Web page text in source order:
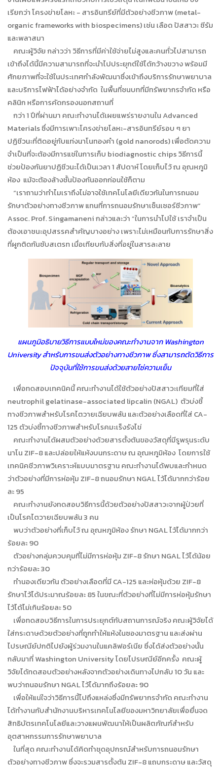
เรียกว่า โครงข่ายโลหะ - สารอินทรีย์ที่มีตัวอย่างชีวภาพ (metal-
organic frameworks with biospecimens) เช่น เลือด ปัสสาวะ ซีรัม
และพลาสมา
คณะผู้วิจัย กล่าวว่า วิธีการที่มีค่าใช้จ่ายไม่สูงและคนทั่วไปสามารถ
เข้าถึงได้นี้มีความสามารถที่จะนำไปประยุกต์ใช้ได้กว้างขวาง พร้อมมี
ศักยภาพที่จะใช้ในประเทศกำลังพัฒนาซึ่งเข้าถึงบริการรักษาพยาบาล
และบริการไฟฟ้าได้อย่างจำกัด ในพื้นที่ชนบทที่มีทรัพยากรจำกัด หรือ
คลินิก หรือการคัดกรองนอกสถานที่
กว่า 1 ปีที่ผ่านมา คณะทำงานได้เผยแพร่รายงานใน Advanced
Materials ซึ่งมีการเพาะโครงข่ายโลหะ-สารอินทรีย์รอบ ๆ ยา
ปฏิชีวนะที่ติดอยู่กับแท่งนาโนทองคำ (gold nanorods) เพื่อตัดความ
จำเป็นที่จะต้องมีการแช่ในการเก็บ biodiagnostic chips วิธีการนี้
ช่วยป้องกันยาปฏิชีวนะได้เป็นเวลา 1 สัปดาห์ โดยเก็บไว้ ณ อุณหภูมิ
ห้อง แม้จะต้องล้างชั้นป้องกันออกก่อนใช้ก็ตาม
“เราถามว่าทำไมเราถึงไม่อาจใช้เทคโนโลยีเดียวกันในการถนอม
รักษาตัวอย่างทางชีวภาพ แทนที่การถนอมรักษาเซ็นเซอร์ชีวภาพ”
Assoc. Prof. Singamaneni กล่าวและว่า “ในการนำไปใช้ เราจำเป็น
ต้องเอาชนะอุปสรรคสำคัญบางอย่าง เพราะไม่เหมือนกับการรักษาสิ่ง
ที่ผูกติดกันซับสเตรท เมื่อเทียบกับสิ่งที่อยู่ในสารละลาย
แผนภูมิอธิบายวิธีการแบบใหม่ของคณะทำงานจาก Washington
University สำหรับการขนส่งตัวอย่างทางชีวภาพ ซึ่งสามารถตัดวิธีการ
ปัจจุบันที่ใช้การขนส่งด้วยสายโซ่ความเย็น
เพื่อทดสอบเทคนิคนี้ คณะทำงานได้ใช้ตัวอย่างปัสสาวะเทียมที่ใส่
neutrophil gelatinase-associated lipcalin (NGAL) ตัวบ่งชี้
ทางชีวภาพสำหรับโรคไตวายเฉียบพลัน และตัวอย่างเลือดที่ใส่ CA-
125 ตัวบ่งชี้ทางชีวภาพสำหรับโรคมะเร็งรังไข่
คณะทำงานได้ผสมตัวอย่างด้วยสารตั้งต้นของวัสดุที่มีรูพรุนระดับ
นาโน ZIF-8 และปล่อยให้แห้งบนกระดาษ ณ อุณหภูมิห้อง โดยการใช้
เทคนิคชีวภาพวิเคราะห์แบบมาตรฐาน คณะทำงานได้พบและกำหนด
ว่าตัวอย่างที่มีการห่อหุ้ม ZIF-8 ถนอมรักษา NGAL ไว้ได้มากกว่าร้อย
ละ 95
คณะทำงานยังทดสอบวิธีการนี้ด้วยตัวอย่างปัสสาวะจากผู้ป่วยที่
เป็นโรคไตวายเฉียบพลัน 3 คน
พบว่าตัวอย่างที่เก็บไว้ ณ อุณหภูมิห้อง รักษา NGAL ไว้ได้มากกว่า
ร้อยละ 90
ตัวอย่างกลุ่มควบคุมที่ไม่มีการห่อหุ้ม ZIF-8 รักษา NGAL ไว้ได้น้อย
กว่าร้อยละ 30
ทำนองเดียวกัน ตัวอย่างเลือดที่มี CA-125 และห่อหุ้มด้วย ZIF-8
รักษาไว้ได้ประมาณร้อยละ 85 ในขณะที่ตัวอย่างที่ไม่มีการห่อหุ้มรักษา
ไว้ได้ไม่เกินร้อยละ 50
เพื่อทดสอบวิธีการในการประยุกต์กับสถานการณ์จริง คณะผู้วิจัยได้
ใส่กระดาษด้วยตัวอย่างที่ถูกทำให้แห้งในซองมาตรฐาน และส่งผ่าน
ไปรษณีย์ปกติไปยังผู้ร่วมงานในแคลิฟอร์เนีย ซึ่งได้ส่งตัวอย่างนั้น
กลับมาที่ Washington University โดยไปรษณีย์อีกครั้ง คณะผู้
วิจัยได้ทดสอบตัวอย่างหลังจากตัวอย่างเดินทางไปกลับ 10 วัน และ
พบว่าถนอมรักษา NGAL ไว้ได้มากถึงร้อยละ 90
เพื่อให้แน่ใจว่าวิธีการนี้ไปถึงแหล่งซึ่งมีทรัพยากรจำกัด คณะทำงาน
ได้ทำงานกับสำนักงานบริหารเทคโนโลยีของมหาวิทยาลัยเพื่อยื่นจด
สิทธิบัตรเทคโนโลยีและวางแผนพัฒนาให้เป็นผลิตภัณฑ์สำหรับ
อุตสาหกรรมการรักษาพยาบาล
ในที่สุด คณะทำงานได้คิดทำชุดอุปกรณ์สำหรับการถนอมรักษา
ตัวอย่างทางชีวภาพ ซึ่งจะรวมสารตั้งต้น ZIF-8 แถบกระดาษ และวัสดุ